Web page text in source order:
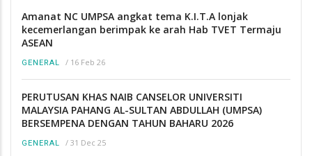
Amanat NC UMPSA angkat tema K.I.T.A lonjak
kecemerlangan berimpak ke arah Hab TVET Termaju
ASEAN
GENERAL / 16 Feb 26
PERUTUSAN KHAS NAIB CANSELOR UNIVERSITI
MALAYSIA PAHANG AL-SULTAN ABDULLAH (UMPSA)
BERSEMPENA DENGAN TAHUN BAHARU 2026
GENERAL / 31 Dec 25